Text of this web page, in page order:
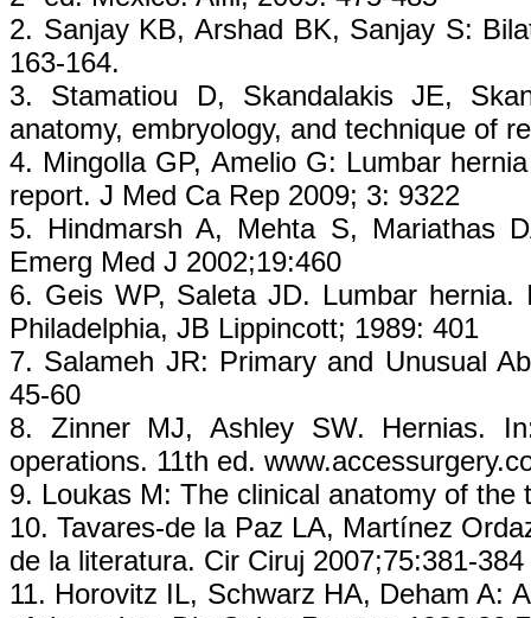
2. Sanjay KB, Arshad BK, Sanjay S:
163-164.
3. Stamatiou D, Skandalakis JE,
anatomy, embryology, and technique of
4. Mingolla GP, Amelio G: Lumbar
report. J Med Ca Rep 2009; 3: 9322
5. Hindmarsh A, Mehta S, Mariathas
Emerg Med J 2002;19:460
6. Geis WP, Saleta JD. Lumbar
Philadelphia, JB Lippincott; 1989: 401
7. Salameh JR: Primary and Unusual
45-60
8. Zinner MJ, Ashley SW. Hernias.
operations. 11th ed.
9. Loukas M: The clinical anatomy of
10. Tavares-de la Paz LA, Martínez
de la literatura. Cir Ciruj 2007;75:381-384
11. Horovitz IL, Schwarz HA, Deham A: